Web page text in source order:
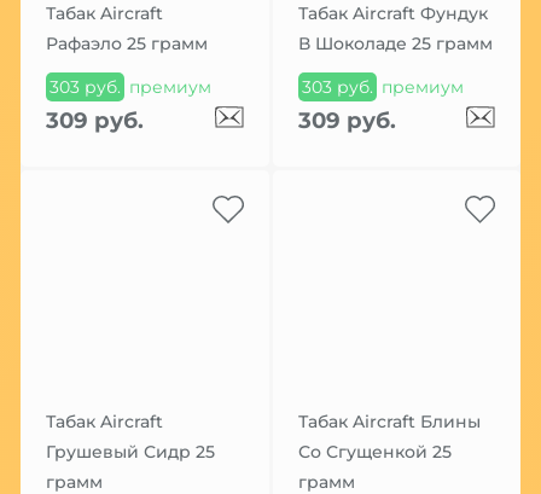
Табак Aircraft
Рафаэло 25 грамм
303 руб. премиум
309 руб.
Табак Aircraft Фундук
В Шоколаде 25 грамм
303 руб. премиум
309 руб.
Табак Aircraft
Грушевый Сидр 25
грамм
Табак Aircraft Блины
Со Сгущенкой 25
грамм